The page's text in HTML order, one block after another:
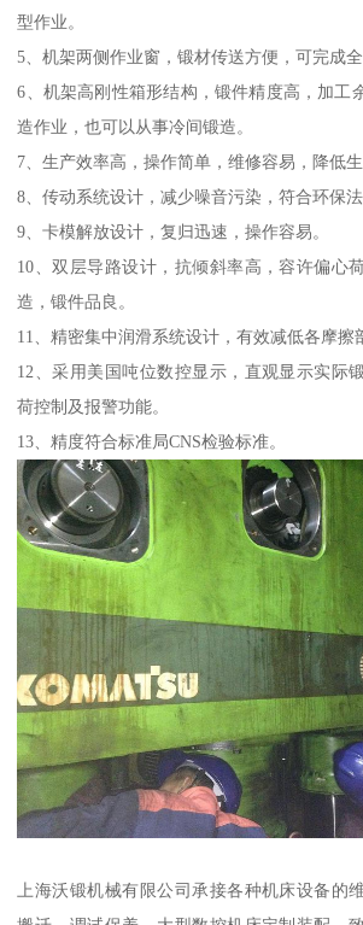
型作业。
5、机架两侧作业窗，锻材传送方便，可完成全
6、机架高刚性箱形结构，锻件精度高，加工
造作业，也可以从事冷间锻造。
7、生产效率高，操作简单，维修容易，降低生
8、传动系统设计，减少噪音污染，符合环保法
9、卡模解放设计，复归迅速，操作容易。
10、双层导路设计，抗倾斜率高，容许偏心
造，锻件品良。
11、精密集中润滑系统设计，有效减低各摩擦
12、采用美国吨位数控显示，直观显示实际
荷控制及报警功能。
13、精度符合标准局CNS检验标准。
上海沃锻机械有限公司承接各种机床设备的